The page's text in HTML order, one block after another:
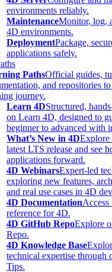
environments reliably.
MaintenanceMonitor, log,
4D environments.
DeploymentPackage,
applications safely.
PathsOfficial guides,
and repositories
journey.
Learn 4DStructured,
on Learn 4D, designed to
beginner to advanced with
What’s New in 4DExplore
latest LTS release and see
applications forward.
4D WebinarsExpert-led
exploring new features,
and real use cases in 4D
4D Documentation
reference for 4D.
4D GitHub RepoExplore
Repo.
4D Knowledge Base
technical expertise through
Tips.